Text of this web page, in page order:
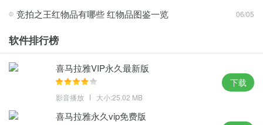
win10专业纯净原版攻略心得：
1、安装更加简单，安装简单的智能管理驱动程序，在界面设置中找
2、自动终止无响应程序，减少系统卡死黑屏的可能性，根据账号信
必要的服务和文件，通过电脑确认位置。
竞拍之王红物品有哪些 红物品图鉴一览 06/05
软件排行榜
喜马拉雅VIP永久最新版
影音播放 大小:25.02 MB
下载
喜马拉雅永久vip免费版